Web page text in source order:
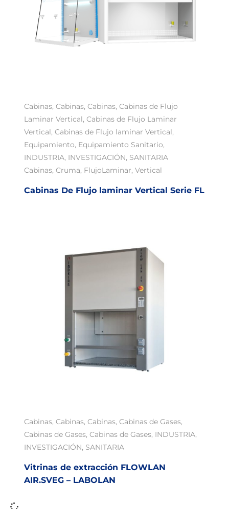
Cabinas, Cabinas, Cabinas, Cabinas de Flujo
Laminar Vertical, Cabinas de Flujo Laminar
Vertical, Cabinas de Flujo laminar Vertical,
Equipamiento, Equipamiento Sanitario,
INDUSTRIA, INVESTIGACIÓN, SANITARIA
Cabinas, Cruma, FlujoLaminar, Vertical
Cabinas De Flujo laminar Vertical Serie FL
Cabinas, Cabinas, Cabinas, Cabinas de Gases,
Cabinas de Gases, Cabinas de Gases, INDUSTRIA,
INVESTIGACIÓN, SANITARIA
Vitrinas de extracción FLOWLAN
AIR.SVEG – LABOLAN